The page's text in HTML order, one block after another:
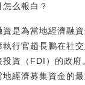
么報白？
資是為當地經濟融
行官趙長鵬在社
投資（FDI）的政
經濟募集資金的